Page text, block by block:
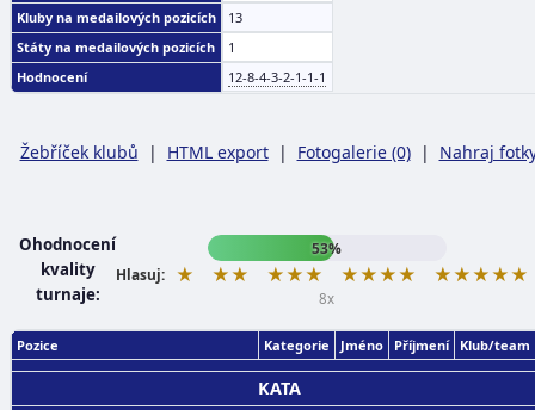
Kluby na medailových pozicích
13
Státy na medailových pozicích
1
Hodnocení
12-8-4-3-2-1-1-1
Žebříček klubů | HTML export| Fotogalerie (0)| Nahraj
Ohodnocení
kvality
turnaje:
53%
Hlasuj:
★ ★★ ★★★ ★★★★ ★★★★★
8x
Pozice Kategorie Jméno Příjmení Klub/team
KATA